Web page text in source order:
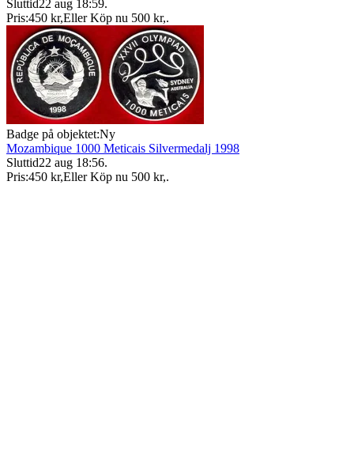
Sluttid22 aug 18:59.
Pris:450 kr,Eller Köp nu 500 kr,.
Badge på objektet:Ny
Mozambique 1000 Meticais Silvermedalj 1998
Sluttid22 aug 18:56.
Pris:450 kr,Eller Köp nu 500 kr,.